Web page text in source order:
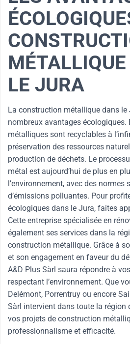
LE JURA
La construction métallique dans le
nombreux avantages écologiques.
métalliques sont recyclables à
préservation des ressources
production de déchets. Le
métal est aujourd’hui de plus en
l’environnement, avec des normes
d’émissions polluantes. Pour
écologiques dans le Jura, faites
Cette entreprise spécialisée en
également ses services dans la
construction métallique. Grâce à
et son engagement en faveur du
A&D Plus Sàrl saura répondre à
respectant l’environnement. Que
Delémont, Porrentruy ou encore
Sàrl intervient dans toute la région
vos projets de construction
professionnalisme et efficacité.